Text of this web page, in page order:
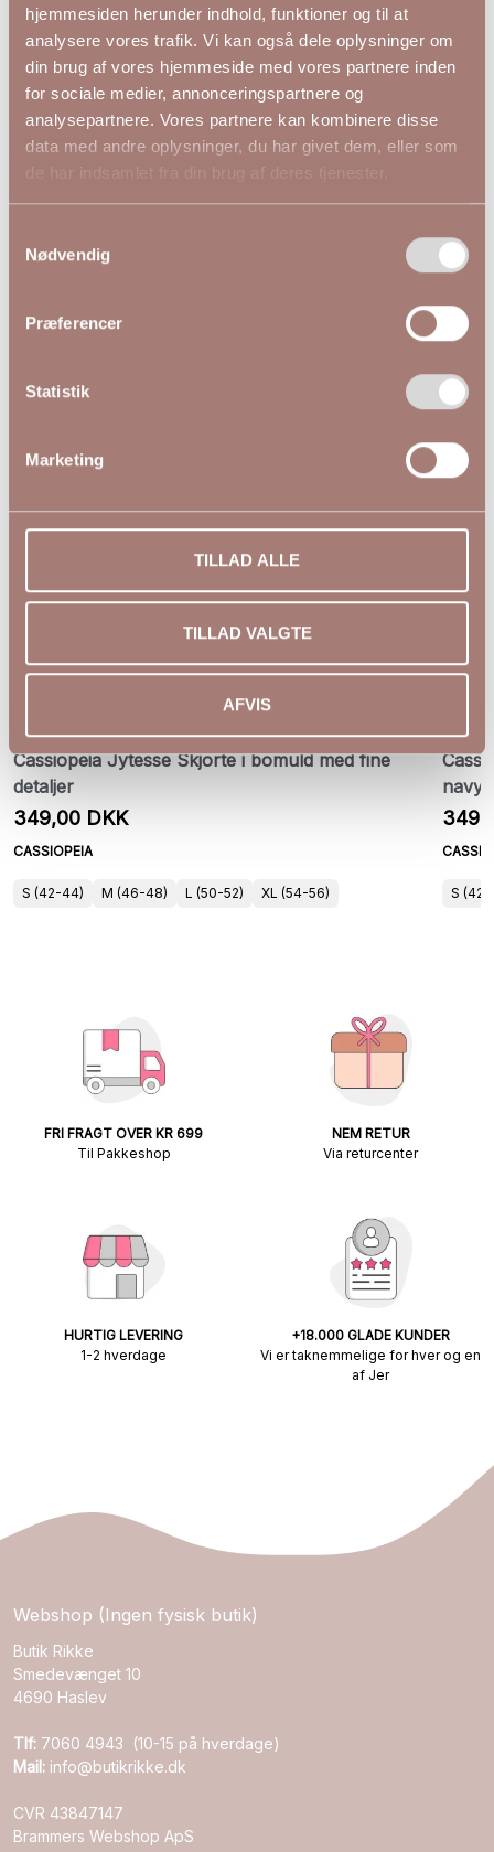
hjemmesiden herunder indhold, funktioner og til at
analysere vores trafik. Vi kan også dele oplysninger om
din brug af vores hjemmeside med vores partnere inden
for sociale medier, annonceringspartnere og
analysepartnere. Vores partnere kan kombinere disse
data med andre oplysninger, du har givet dem, eller som
de har indsamlet fra din brug af deres tjenester.
Nødvendig
Præferencer
Statistik
Marketing
TILLAD ALLE
TILLAD VALGTE
AFVIS
Andre kiggede på
Cassiopeia Jytesse Skjorte i bomuld med fine
detaljer
349,00 DKK
CASSIOPEIA
S (42-44) M (46-48) L (50-52) XL (54-56)
navy
S (42-
FRI FRAGT OVER KR 699
Til Pakkeshop
NEM RETUR
Via returcenter
HURTIG LEVERING
1-2 hverdage
+18.000 GLADE KUNDER
Vi er taknemmelige for hver og en
af Jer
Webshop (Ingen fysisk butik)
Butik Rikke
Smedevænget 10
4690 Haslev
Tlf: 7060 4943 (10-15 på hverdage)
Mail: info@butikrikke.dk
CVR 43847147
Brammers Webshop ApS